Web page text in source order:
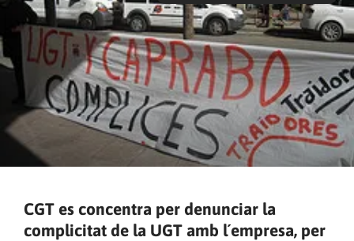
CGT es concentra per denunciar la
complicitat de la UGT amb l´empresa, per